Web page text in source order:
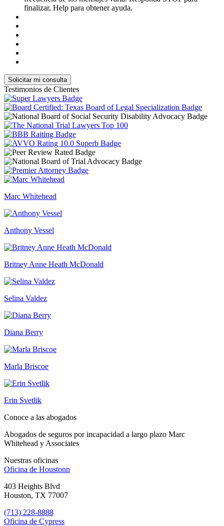
finalizar, Help para obtener ayuda.
Testimonios de Clientes
Marc Whitehead
Anthony Vessel
Britney Anne Heath McDonald
Selina Valdez
Diana Berry
Marla Briscoe
Erin Svetlik
Conoce a las abogados
Abogados de seguros por incapacidad a largo plazo Marc
Whitehead y Associates
Nuestras oficinas
Oficina de Houstonn
403 Heights Blvd
Houston, TX 77007
(713) 228-8888
Oficina de Cypress